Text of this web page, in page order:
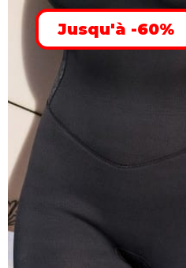
Jusqu'à -60%